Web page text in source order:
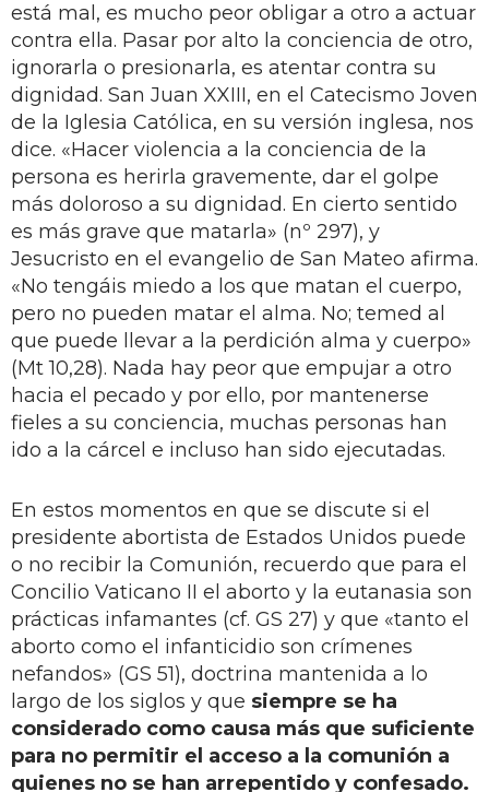
está mal, es mucho peor obligar a otro a actuar
contra ella. Pasar por alto la conciencia de otro,
ignorarla o presionarla, es atentar contra su
dignidad. San Juan XXIII, en el Catecismo Joven
de la Iglesia Católica, en su versión inglesa, nos
dice. «Hacer violencia a la conciencia de la
persona es herirla gravemente, dar el golpe
más doloroso a su dignidad. En cierto sentido
es más grave que matarla» (nº 297), y
Jesucristo en el evangelio de San Mateo afirma.
«No tengáis miedo a los que matan el cuerpo,
pero no pueden matar el alma. No; temed al
que puede llevar a la perdición alma y cuerpo»
(Mt 10,28). Nada hay peor que empujar a otro
hacia el pecado y por ello, por mantenerse
fieles a su conciencia, muchas personas han
ido a la cárcel e incluso han sido ejecutadas.
En estos momentos en que se discute si el
presidente abortista de Estados Unidos puede
o no recibir la Comunión, recuerdo que para el
Concilio Vaticano II el aborto y la eutanasia son
prácticas infamantes (cf. GS 27) y que «tanto el
aborto como el infanticidio son crímenes
nefandos» (GS 51), doctrina mantenida a lo
largo de los siglos y que siempre se ha
considerado como causa más que suficiente
para no permitir el acceso a la comunión a
quienes no se han arrepentido y confesado.